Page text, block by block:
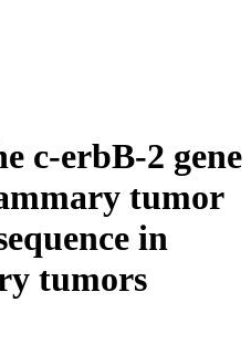
c-erbB-2 gene
tumor
in
tumors